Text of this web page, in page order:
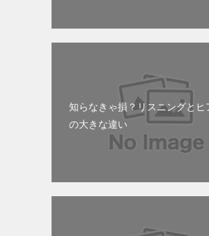
知らなきゃ損？リスニングとヒ
の大きな違い